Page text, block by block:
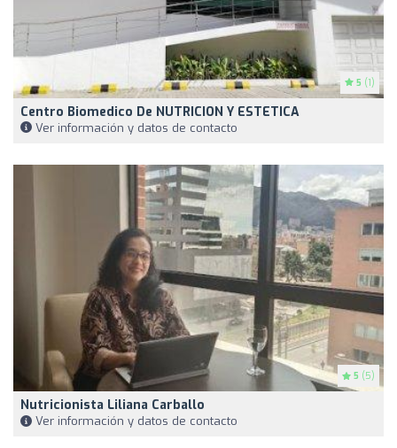
5 (1)
Centro Biomedico De NUTRICION Y ESTETICA
Ver información y datos de contacto
5 (5)
Nutricionista Liliana Carballo
Ver información y datos de contacto